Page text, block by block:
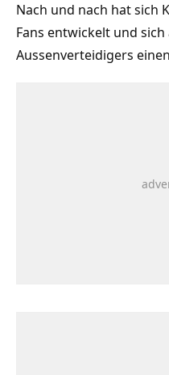
Nach und nach hat sich
Fans entwickelt und
Aussenverteidigers